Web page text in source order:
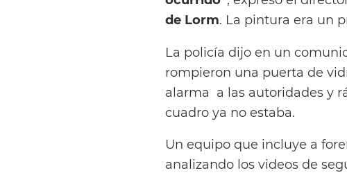
de Lorm. La pintura era un
La policía dijo en un
rompieron una puerta de
alarma a las autoridades y
cuadro ya no estaba.
Un equipo que incluye a
analizando los videos de